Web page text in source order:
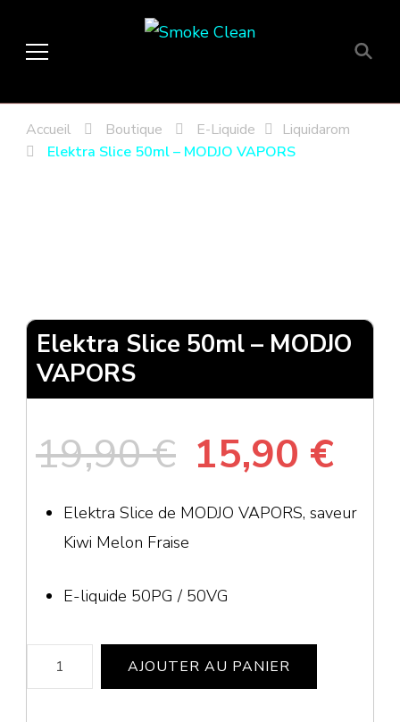
Smoke Clean
Accueil Boutique E-Liquide
Liquidarom
Elektra Slice 50ml – MODJO VAPORS
Elektra Slice 50ml – MODJO
VAPORS
19,90€ Le
prix
initial
était :
19,90 €.
15,90 €
Elektra Slice de MODJO VAPORS, saveur
Kiwi Melon Fraise
E-liquide 50PG / 50VG
quantité
de
AJOUTER AU PANIER